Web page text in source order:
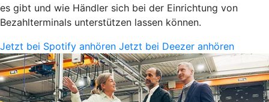
es gibt und wie Händler sich bei der Einrichtung von
Bezahlterminals unterstützen lassen können.
Jetzt bei Spotify anhören Jetzt bei Deezer anhören